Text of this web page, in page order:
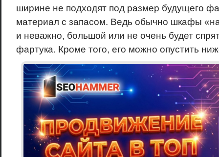
ширине не подходят под размер будущего
материал с запасом. Ведь обычно шкафы
и неважно, большой или не очень будет
фартука. Кроме того, его можно опустить